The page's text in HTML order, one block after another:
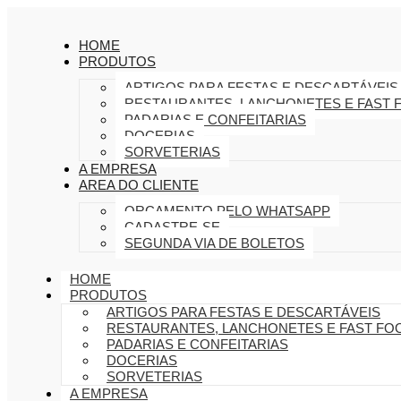
HOME
PRODUTOS
ARTIGOS PARA FESTAS E DESCARTÁVEIS
RESTAURANTES, LANCHONETES E FAST
PADARIAS E CONFEITARIAS
DOCERIAS
SORVETERIAS
A EMPRESA
AREA DO CLIENTE
ORÇAMENTO PELO WHATSAPP
CADASTRE-SE
SEGUNDA VIA DE BOLETOS
HOME
PRODUTOS
ARTIGOS PARA FESTAS E DESCARTÁVEIS
RESTAURANTES, LANCHONETES E FAST
PADARIAS E CONFEITARIAS
DOCERIAS
SORVETERIAS
A EMPRESA